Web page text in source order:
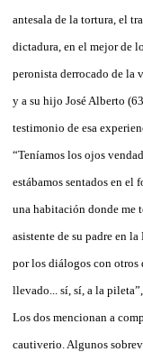
antesala de la tortura, el
dictadura, en el mejor de
peronista derrocado de la
y a su hijo José Alberto
testimonio de esa
“Teníamos los ojos
estábamos sentados en el
una habitación donde me
asistente de su padre en
por los diálogos con otros
llevado... sí, sí, a la
Los dos mencionan a
cautiverio. Algunos